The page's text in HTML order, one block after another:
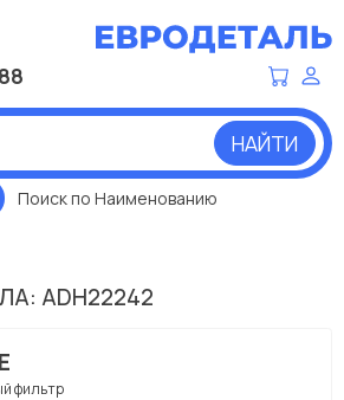
НАЙТИ
Поиск по Наименованию
ADH22242
фильтр